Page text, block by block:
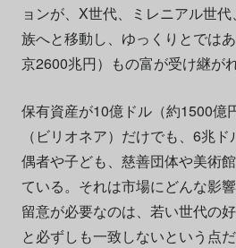
ョンが、X世代、ミレニアル世
族へと移動し、ゆっくりとでは
京2600兆円）もの富が受け継が
保有資産が10億ドル（約1500億
（ビリオネア）だけでも、6兆
偶者や子ども、慈善団体や美術
ている。それは市場にどんな影
留意が必要なのは、若い世代の
と必ずしも一致しないという点だ